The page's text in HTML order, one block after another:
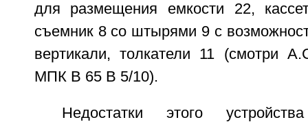
для размещения емкости 22,
съемник 8 со штырями 9 с
вертикали, толкатели 11 (смотри
МПК В 65 В 5/10).
Недостатки этого